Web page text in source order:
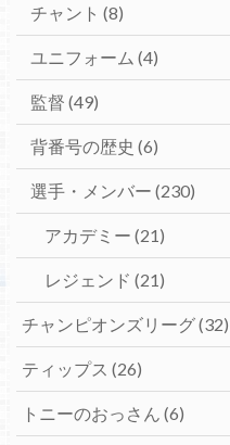
チャント (8)
ユニフォーム (4)
監督 (49)
背番号の歴史 (6)
選手・メンバー (230)
アカデミー (21)
レジェンド (21)
チャンピオンズリーグ(32)
ティップス (26)
トニーのおっさん (6)